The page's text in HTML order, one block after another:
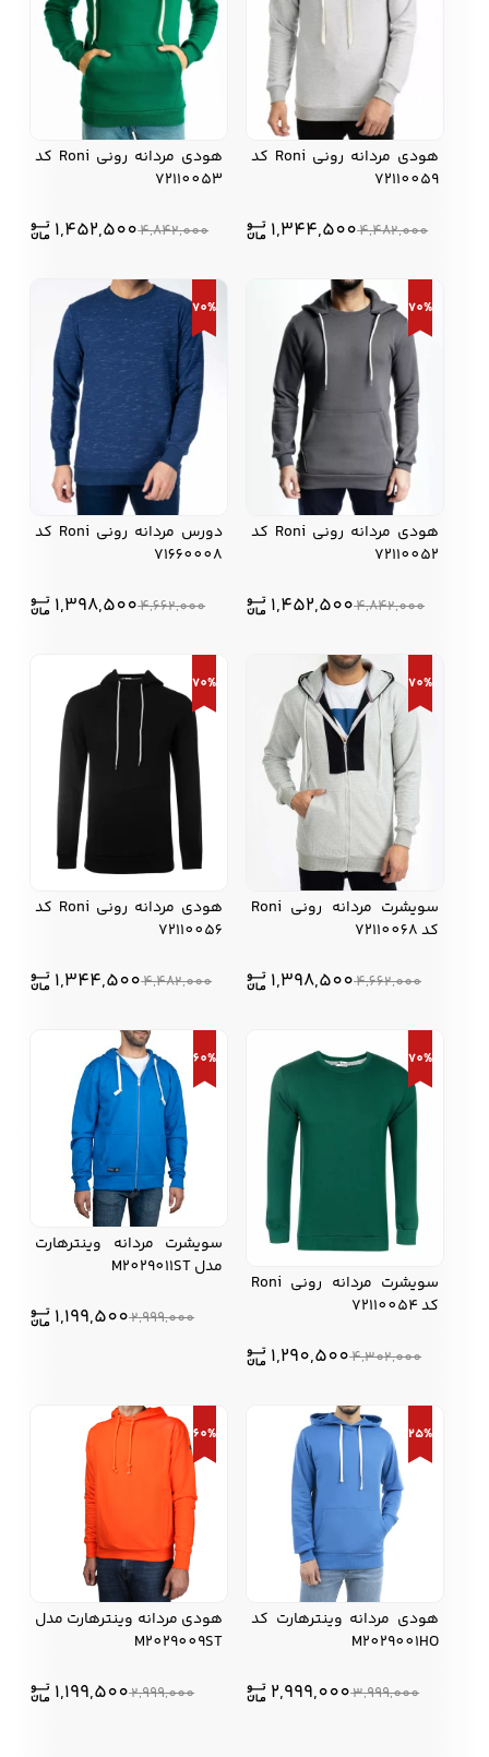
هودی مردانه رونی Roni کد
72110059
4,482,000
1,344,500
هودی مردانه رونی Roni کد
72110053
4,842,000
1,452,500
70%
هودی مردانه رونی Roni کد
72110052
4,842,000
1,452,500
70%
دورس مردانه رونی Roni کد
71660008
4,662,000
1,398,500
70%
سویشرت مردانه رونی Roni
کد 72110068
4,662,000
1,398,500
70%
هودی مردانه رونی Roni کد
72110056
4,482,000
1,344,500
70%
سویشرت مردانه رونی Roni
کد 72110054
4,302,000
1,290,500
60%
سویشرت مردانه وینترهارت
مدل M2029011ST
2,999,000
1,199,500
25%
هودی مردانه وینترهارت کد
M2029001HO
3,999,000
2,999,000
60%
هودی مردانه وینترهارت مدل
M2029009ST
2,999,000
1,199,500